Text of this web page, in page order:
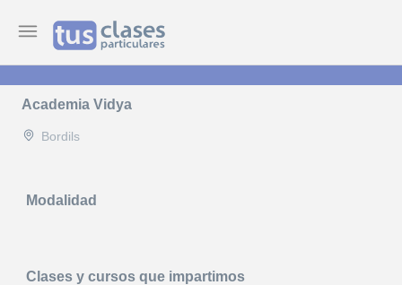
Academia Vidya
Bordils
Modalidad
Clases y cursos que impartimos